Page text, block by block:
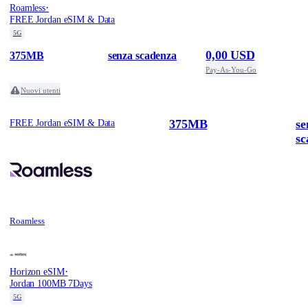
Roamless·
FREE Jordan eSIM & Data
5G
375MB senza scadenza 0,00 USD
Pay-As-You-Go
Nuovi utenti
FREE Jordan eSIM & Data
Roamless
375MB
Horizon eSIM·
Jordan 100MB 7Days
5G